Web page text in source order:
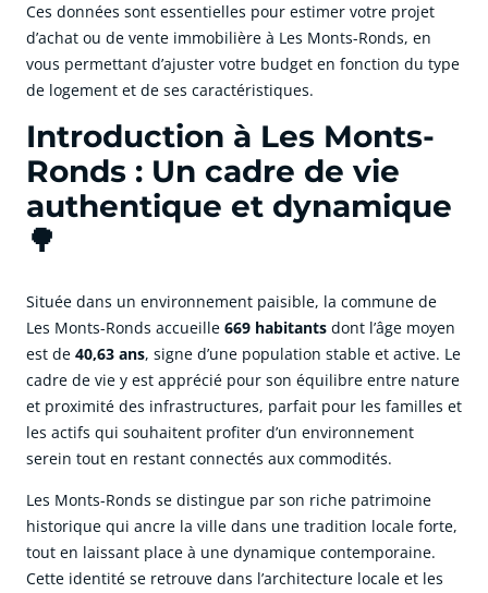
Ces données sont essentielles pour estimer votre projet
d’achat ou de vente immobilière à Les Monts-Ronds, en
vous permettant d’ajuster votre budget en fonction du type
de logement et de ses caractéristiques.
Introduction à Les Monts-
Ronds : Un cadre de vie
authentique et dynamique
🌳
Située dans un environnement paisible, la commune de
Les Monts-Ronds accueille 669 habitants dont l’âge moyen
est de 40,63 ans, signe d’une population stable et active. Le
cadre de vie y est apprécié pour son équilibre entre nature
et proximité des infrastructures, parfait pour les familles et
les actifs qui souhaitent profiter d’un environnement
serein tout en restant connectés aux commodités.
Les Monts-Ronds se distingue par son riche patrimoine
historique qui ancre la ville dans une tradition locale forte,
tout en laissant place à une dynamique contemporaine.
Cette identité se retrouve dans l’architecture locale et les